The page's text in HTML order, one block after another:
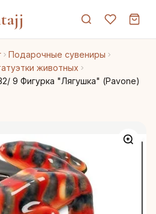
Подарочные сувениры
животных
9 Фигурка "Лягушка" (Pavone)